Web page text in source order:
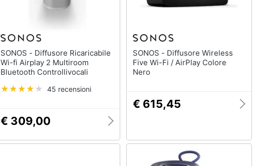
SONOS - Diffusore Ricaricabile
Wi-fi Airplay 2 Multiroom
Bluetooth Controllivocali
45 recensioni
€ 309,00
SONOS - Diffusore Wireless
Five Wi-Fi / AirPlay Colore
Nero
€ 615,45